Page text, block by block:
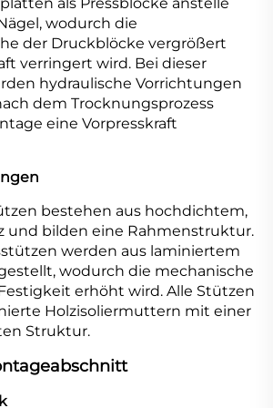
wodurch die
der Druckblöcke vergrößert
verringert wird. Bei dieser
hydraulische Vorrichtungen
dem Trocknungsprozess
eine Vorpresskraft
bestehen aus hochdichtem,
und bilden eine Rahmenstruktur.
werden aus laminiertem
wodurch die mechanische
erhöht wird. Alle Stützen
Holzisoliermuttern mit einer
Struktur.